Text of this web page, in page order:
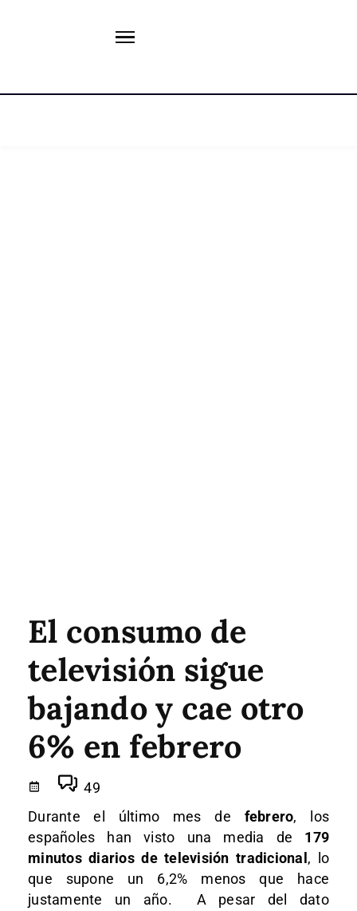
El consumo de
televisión sigue
bajando y cae otro
6% en febrero
49
Durante el último mes de febrero, los
españoles han visto una media de 179
minutos diarios de televisión tradicional , lo
que supone un 6,2% menos que hace
justamente un año. A pesar del dato